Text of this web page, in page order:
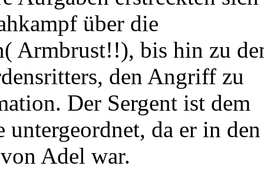
über die
Armbrust!!), bis hin zu
den Angriff zu
Der Sergent ist dem
da er in den
Adel war.